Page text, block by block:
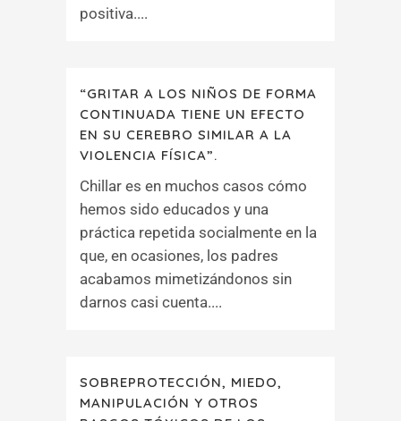
positiva....
“GRITAR A LOS NIÑOS DE FORMA
CONTINUADA TIENE UN EFECTO
EN SU CEREBRO SIMILAR A LA
VIOLENCIA FÍSICA”.
Chillar es en muchos casos cómo
hemos sido educados y una
práctica repetida socialmente en la
que, en ocasiones, los padres
acabamos mimetizándonos sin
darnos casi cuenta....
SOBREPROTECCIÓN, MIEDO,
MANIPULACIÓN Y OTROS